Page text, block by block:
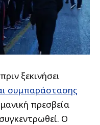
ξεκινήσει
συμπαράστασης
πρεσβεία
Ο